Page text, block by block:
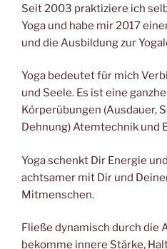
Seit 2003 praktiziere ich
Yoga und habe mir 2017
und die Ausbildung zur
Yoga bedeutet für mich
und Seele. Es ist eine
Körperübungen (Ausdauer,
Dehnung) Atemtechnik und
Yoga schenkt Dir Energie
achtsamer mit Dir und
Mitmenschen.
Fließe dynamisch durch die
bekomme innere Stärke,